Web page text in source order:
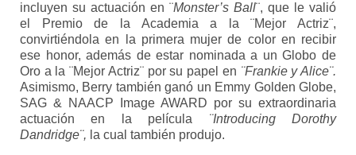
incluyen su actuación en ¨Monster’s Ball¨, que le valió
el Premio de la Academia a la ¨Mejor Actriz¨,
convirtiéndola en la primera mujer de color en recibir
ese honor, además de estar nominada a un Globo de
Oro a la ¨Mejor Actriz¨ por su papel en ¨Frankie y Alice¨.
Asimismo, Berry también ganó un Emmy Golden Globe,
SAG & NAACP Image AWARD por su extraordinaria
actuación en la película ¨Introducing Dorothy
Dandridge¨, la cual también produjo.